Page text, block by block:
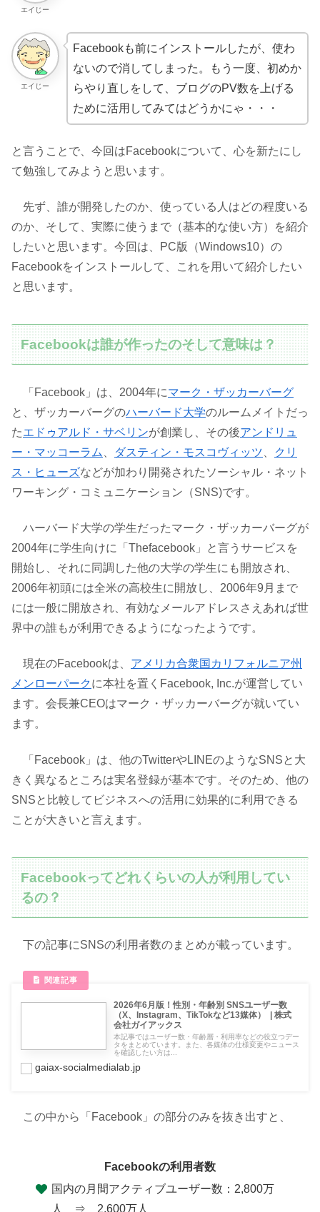
エイじー
エイじー
Facebookも前にインストールしたが、使わ
ないので消してしまった。もう一度、初めか
らやり直しをして、ブログのPV数を上げる
ために活用してみてはどうかにゃ・・・
と言うことで、今回はFacebookについて、心を新たにし
て勉強してみようと思います。
先ず、誰が開発したのか、使っている人はどの程度いる
のか、そして、実際に使うまで（基本的な使い方）を紹介
したいと思います。今回は、PC版（Windows10）の
Facebookをインストールして、これを用いて紹介したい
と思います。
Facebookは誰が作ったのそして意味は？
「Facebook」は、2004年にマーク・ザッカーバーグ
と、ザッカーバーグのハーバード大学のルームメイトだっ
たエドゥアルド・サベリンが創業し、その後アンドリュ
ー・マッコーラム
ダスティン・モスコヴィッツ
クリ
ス・ヒューズなどが加わり開発されたソーシャル・ネット
ワーキング・コミュニケーション（SNS)です。
ハーバード大学の学生だったマーク・ザッカーバーグが
2004年に学生向けに「Thefacebook」と言うサービスを
開始し、それに同調した他の大学の学生にも開放され、
2006年初頭には全米の高校生に開放し、2006年9月まで
には一般に開放され、有効なメールアドレスさえあれば世
界中の誰もが利用できるようになったようです。
現在のFacebookは、 アメリカ合衆国 カリフォルニア州
メンローパークに本社を置くFacebook, Inc.が運営してい
ます。会長兼CEOはマーク・ザッカーバーグが就いてい
ます。
「Facebook」は、他のTwitterやLINEのようなSNSと大
きく異なるところは実名登録が基本です。そのため、他の
SNSと比較してビジネスへの活用に効果的に利用できる
ことが大きいと言えます。
Facebookってどれくらいの人が利用してい
るの？
下の記事にSNSの利用者数のまとめが載っています。
2026年6月版！性別・年齢別 SNSユーザー数
（X、Instagram、TikTokなど13媒体） | 株式
会社ガイアックス
本記事ではユーザー数・年齢層・利用率などの役立つデー
タをまとめています。また、各媒体の仕様変更やニュース
を確認したい方は...
gaiax-socialmedialab.jp
この中から「Facebook」の部分のみを抜き出すと、
Facebookの利用者数
国内の月間アクティブユーザー数：2,800万
人 ⇒ 2,600万人